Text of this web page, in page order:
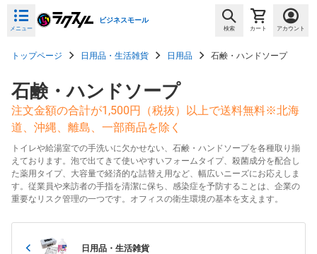
メニュー
ビジネスモール
検索 カート アカウント
トップページ 日用品・生活雑貨 日用品 石鹸・ハンドソープ
石鹸・ハンドソープ
注文金額の合計が1,500円（税抜）以上で送料無料※北海
道、沖縄、離島、一部商品を除く
トイレや給湯室での手洗いに欠かせない、石鹸・ハンドソープを各種取り揃
えております。泡で出てきて使いやすいフォームタイプ、殺菌成分を配合し
た薬用タイプ、大容量で経済的な詰替え用など、幅広いニーズにお応えしま
す。従業員や来訪者の手指を清潔に保ち、感染症を予防することは、企業の
重要なリスク管理の一つです。オフィスの衛生環境の基本を支えます。
日用品・生活雑貨